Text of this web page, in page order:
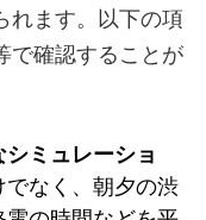
れます。以下の項
で確認することが
ミュレーショ
でなく、朝夕の渋